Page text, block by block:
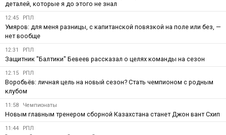
деталей, которые я до этого не знал
12:45 РПЛ
Умяров: для меня разницы, с капитанской повязкой на поле или без, —
нет вообще
12:31 РПЛ
Защитник "Балтики" Бевеев рассказал о целях команды на сезон
12:15 РПЛ
Воробьёв: личная цель на новый сезон? Стать чемпионом с родным
клубом
11:58 Чемпионаты
Новым главным тренером сборной Казахстана станет Джон вант Схип
11:44 РПЛ